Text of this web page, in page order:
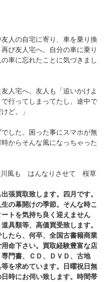
人の自宅に寄り、車を乗り換
び友人宅へ。自分の車に乗り
車に忘れたことに気づきまし
人宅へ。友人も「追いかけよ
行ってしまってたし、途中で
ど。」
した。困った事にスマホが無
からそんな風になっちゃった
させて 桜草
張買取致します。四月です。
の幕開けの季節。そんな時こ
トを気持ち良く迎えません
具類等、高価買受致します。
たら、何卒、全国古書籍商業
用命下さい。買取経験豊富な店
門書、ＣＤ、ＤＶＤ、古地
を求めています。日曜祝日無
時にお伺い致します。時間帯